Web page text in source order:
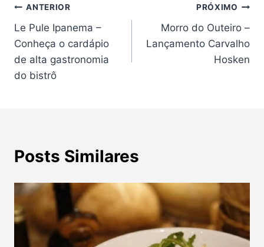
Navegação
de
Post
ANTERIOR
Le Pule Ipanema –
Conheça o cardápio
de alta gastronomia
do bistrô
PRÓXIMO
Morro do Outeiro –
Lançamento Carvalho
Hosken
Posts Similares